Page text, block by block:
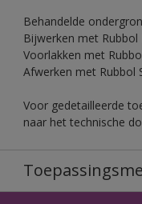
Behandelde
Bijwerken met Rubbol
Voorlakken met
Afwerken met Rubbol
Voor gedetailleerde
naar het technische